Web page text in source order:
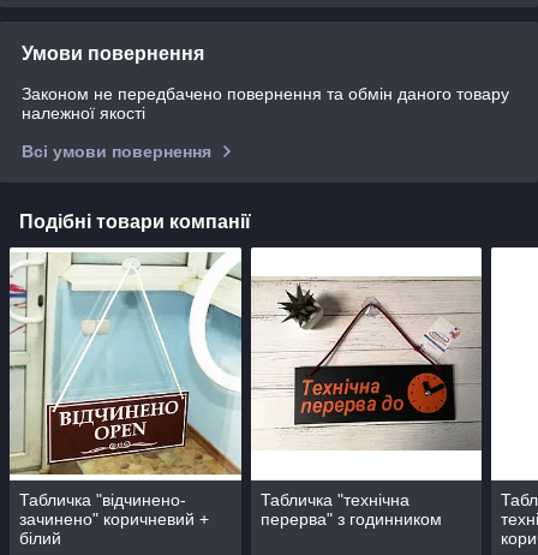
Умови повернення
Законом не передбачено повернення та обмін даного товару
належної якості
Всі умови повернення
Подібні товари компанії
Табличка "відчинено-
зачинено" коричневий +
білий
Табличка "технічна
перерва" з годинником